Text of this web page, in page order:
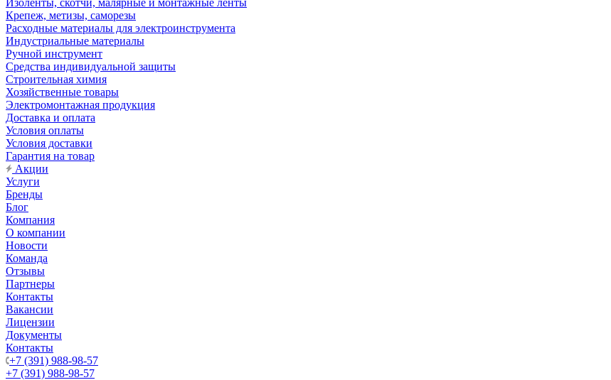
Изоленты, скотчи, малярные и монтажные ленты
Крепеж, метизы, саморезы
Расходные материалы для электроинструмента
Индустриальные материалы
Ручной инструмент
Средства индивидуальной защиты
Строительная химия
Хозяйственные товары
Электромонтажная продукция
Доставка и оплата
Условия оплаты
Условия доставки
Гарантия на товар
Акции
Услуги
Бренды
Блог
Компания
О компании
Новости
Команда
Отзывы
Партнеры
Контакты
Вакансии
Лицензии
Документы
Контакты
+7 (391) 988-98-57
+7 (391) 988-98-57